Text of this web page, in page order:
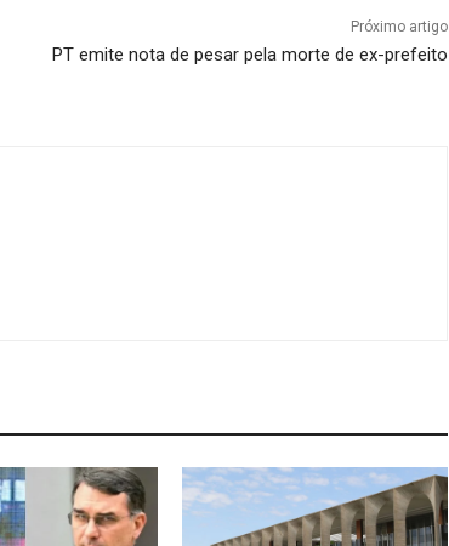
Próximo artigo
PT emite nota de pesar pela morte de ex-prefeito